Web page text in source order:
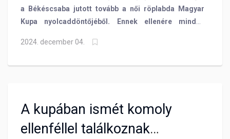
a Békéscsaba jutott tovább a női röplabda Magyar
Kupa nyolcaddöntőjéből. Ennek ellenére minden
megnyerték esélyesebb riválisuk ellen!
2024. december 04.
A kupában ismét komoly
ellenféllel találkoznak